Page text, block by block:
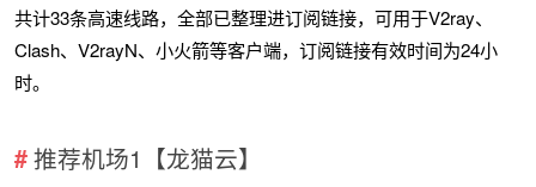
共计33条高速线路，全部已整理进订阅链接，可用于V2ray、
Clash、V2rayN、小火箭等客户端，订阅链接有效时间为24小
时。
推荐机场1【龙猫云】